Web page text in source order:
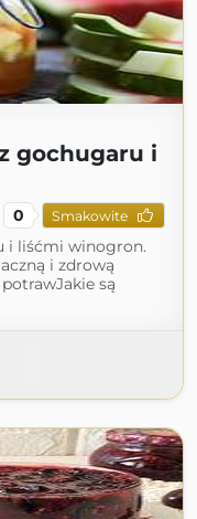
gochugaru i
0 Smakowite
i liśćmi winogron.
i zdrową
są